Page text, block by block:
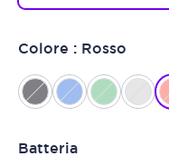
Colore : Rosso
Batteria